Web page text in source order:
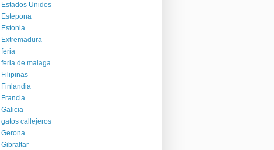
Estados Unidos
Estepona
Estonia
Extremadura
feria
feria de malaga
Filipinas
Finlandia
Francia
Galicia
gatos callejeros
Gerona
Gibraltar